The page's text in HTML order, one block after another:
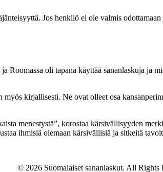
Jos henkilö ei ole valmis
oli tapana käyttää sananlaskuja ja
kirjallisesti. Ne ovat olleet osa
menestystä”, korostaa kärsivällisyyden
ihmisiä olemaan kärsivällisiä ja sitkeitä
© 2026 Suomalaiset sananlaskut. All Rights